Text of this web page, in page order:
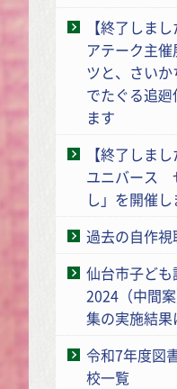
【終了しま
アテーク主
ツと、さい
でたぐる追
ます
【終了しま
ユニバース
し」を開催し
過去の自作
仙台市子ど
2024（中間
集の実施結果
令和7年度図
校一覧